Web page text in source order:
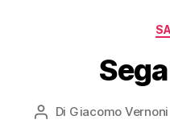
Autore
Di Giacomo Vernoni